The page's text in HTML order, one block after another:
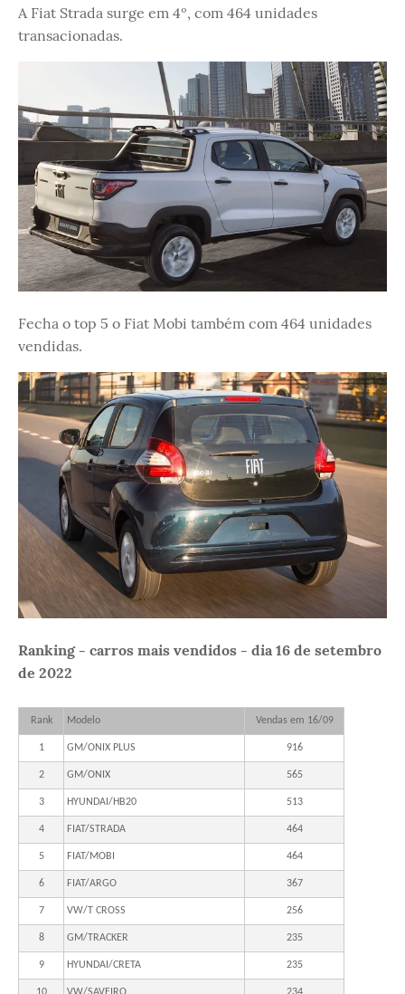
A Fiat Strada surge em 4º, com 464 unidades
transacionadas.
Fecha o top 5 o Fiat Mobi também com 464 unidades
vendidas.
Ranking - carros mais vendidos - dia 16 de setembro
de 2022
Rank Modelo Vendas em 16/09
1 GM/ONIX PLUS 916
2 GM/ONIX 565
3 HYUNDAI/HB20 513
4 FIAT/STRADA 464
5 FIAT/MOBI 464
6 FIAT/ARGO 367
7 VW/T CROSS 256
8 GM/TRACKER 235
9 HYUNDAI/CRETA 235